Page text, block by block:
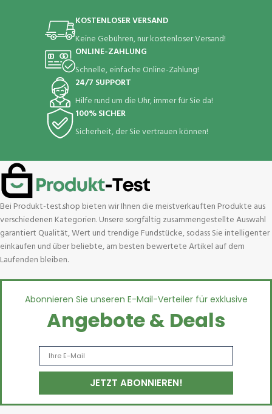
KOSTENLOSER VERSAND
Keine Gebühren, nur kostenloser Versand!
ONLINE-ZAHLUNG
Schnelle, einfache Online-Zahlung!
24/7 SUPPORT
Hilfe rund um die Uhr, immer für Sie da!
100% SICHER
Sicherheit, der Sie vertrauen können!
Bei Produkt-test.shop bieten wir Ihnen die meistverkauften Produkte aus
verschiedenen Kategorien. Unsere sorgfältig zusammengestellte Auswahl
garantiert Qualität, Wert und trendige Fundstücke, sodass Sie intelligenter
einkaufen und über beliebte, am besten bewertete Artikel auf dem
Laufenden bleiben.
Abonnieren Sie unseren E-Mail-Verteiler für exklusive
Angebote & Deals